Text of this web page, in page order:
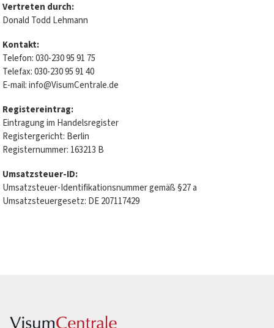
Vertreten durch:
Donald Todd Lehmann
Kontakt:
Telefon: 030-230 95 91 75
Telefax: 030-230 95 91 40
E-mail:info@VisumCentrale.de
Registereintrag:
Eintragung im Handelsregister
Registergericht: Berlin
Registernummer: 163213 B
Umsatzsteuer-ID:
Umsatzsteuer-Identifikationsnummer gemäß §27 a
Umsatzsteuergesetz: DE 207117429